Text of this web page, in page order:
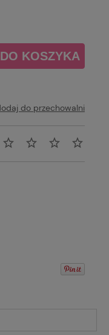
DO KOSZYKA
do przechowalni